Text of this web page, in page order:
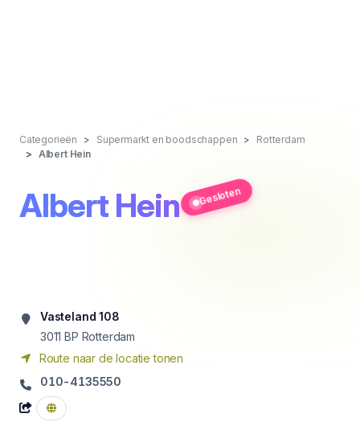
Categorieën Supermarkt en boodschappen
Rotterdam
Albert Hein
Albert Hein Gesloten
Vasteland 108
3011 BP Rotterdam
Route naar de locatie tonen
010-4135550